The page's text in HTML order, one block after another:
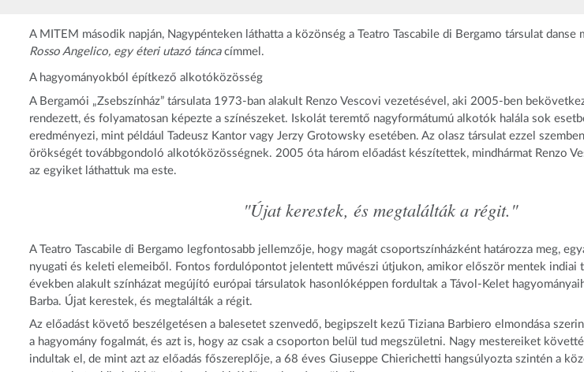
A MITEM második napján, Nagypénteken láthatta a közönség a Teatro Tascabile di Bergamo társulat danse
Rosso Angelico, egy éteri utazó táncacímmel.
A hagyományokból építkező alkotóközösség
A Bergamói „Zsebszínház” társulata 1973-ban alakult Renzo Vescovi vezetésével, aki 2005-ben
rendezett, és folyamatosan képezte a színészeket. Iskolát teremtő nagyformátumú alkotók halála sok
eredményezi, mint például Tadeusz Kantor vagy Jerzy Grotowsky esetében. Az olasz társulat ezzel
örökségét továbbgondoló alkotóközösségnek. 2005 óta három előadást készítettek, mindhármat Renzo
az egyiket láthattuk ma este.
"Újat kerestek, és megtalálták a régit."
A Teatro Tascabile di Bergamo legfontosabb jellemzője, hogy magát csoportszínházként határozza meg,
nyugati és keleti elemeiből. Fontos fordulópontot jelentett művészi útjukon, amikor először mentek indiai
években alakult színházat megújító európai társulatok hasonlóképpen fordultak a Távol-Kelet
Barba. Újat kerestek, és megtalálták a régit.
Az előadást követő beszélgetésen a balesetet szenvedő, begipszelt kezű Tiziana Barbiero elmondása
a hagyomány fogalmát, és azt is, hogy az csak a csoporton belül tud megszületni. Nagy mestereiket
indultak el, de mint azt az előadás főszereplője, a 68 éves Giuseppe Chierichetti hangsúlyozta szintén a